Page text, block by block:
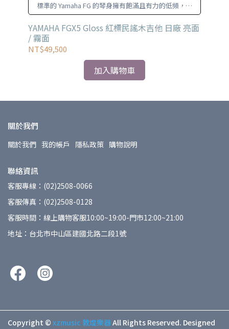
標準的 Yamaha FG 的琴身擁有飽滿且有力的低頻，非
常適合彈撥和刷奏
YAMAHA FGX5 Gloss 紅標民謠木吉他 日廠 亮面
/ 霧面
NT$49,500
加入購物車
關於我們
關於我們 我的帳戶 隱私政策 購物說明
聯絡資訊
客服專線：(02)2508-0066
客服傳真：(02)2508-0128
客服時間：線上購物客服10:00~19:00-門市12:00~21:00
地址：台北市中山區建國北路二段1號
Copyright © xzmusic 敦煌樂器All Rights Reserved. Designed